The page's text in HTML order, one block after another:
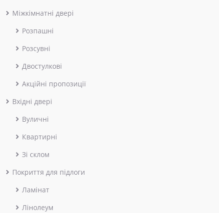
Міжкімнатні двері
Розпашні
Розсувні
Двостулкові
Акційні пропозиції
Вхідні двері
Вуличні
Квартирні
Зі склом
Покриття для підлоги
Ламінат
Лінолеум